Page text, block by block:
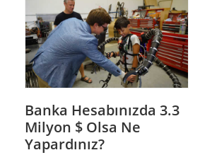
Banka Hesabınızda 3.3
Milyon $ Olsa Ne
Yapardınız?